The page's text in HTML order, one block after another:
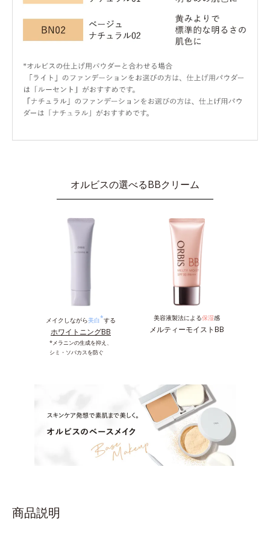
オルビスの選べるBBクリーム
メイクしながら美白*する
ホワイトニングBB
*メラニンの生成を抑え、
シミ・ソバカスを防ぐ
美容液製法による保湿感
メルティーモイストBB
商品説明